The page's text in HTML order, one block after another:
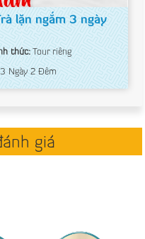
lặn ngắm 3 ngày
thức:Tour riêng
Ngày 2 Đêm
giá